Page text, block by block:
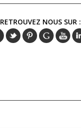
RETROUVEZ NOUS SUR :